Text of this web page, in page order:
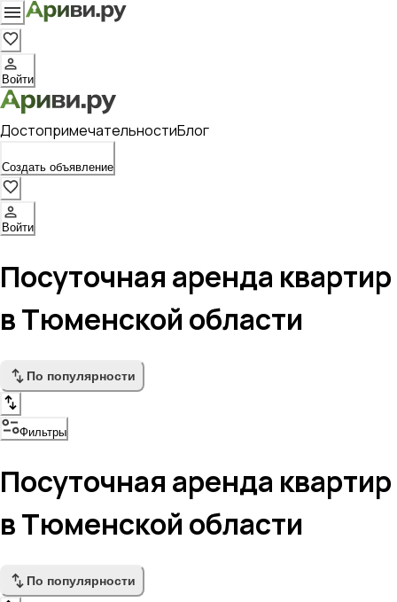
Войти
ДостопримечательностиБлог
Создать объявление
Войти
Посуточная аренда квартир
в Тюменской области
По популярности
Фильтры
Посуточная аренда квартир
в Тюменской области
По популярности